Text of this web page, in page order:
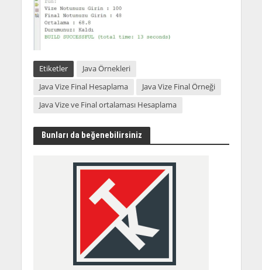
Etiketler
Java Örnekleri
Java Vize Final Hesaplama
Java Vize Final Örneği
Java Vize ve Final ortalaması Hesaplama
Bunları da beğenebilirsiniz